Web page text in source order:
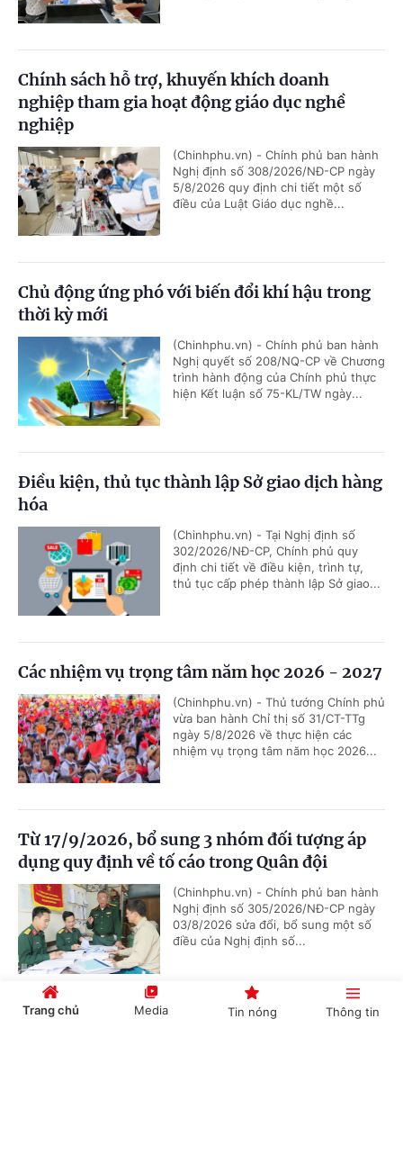
Chính sách hỗ trợ, khuyến khích doanh
nghiệp tham gia hoạt động giáo dục nghề
nghiệp
(Chinhphu.vn) - Chính phủ ban hành
Nghị định số 308/2026/NĐ-CP ngày
5/8/2026 quy định chi tiết một số
điều của Luật Giáo dục nghề...
Chủ động ứng phó với biến đổi khí hậu trong
thời kỳ mới
(Chinhphu.vn) - Chính phủ ban hành
Nghị quyết số 208/NQ-CP về Chương
trình hành động của Chính phủ thực
hiện Kết luận số 75-KL/TW ngày...
Điều kiện, thủ tục thành lập Sở giao dịch hàng
hóa
(Chinhphu.vn) - Tại Nghị định số
302/2026/NĐ-CP, Chính phủ quy
định chi tiết về điều kiện, trình tự,
thủ tục cấp phép thành lập Sở giao...
Các nhiệm vụ trọng tâm năm học 2026 - 2027
(Chinhphu.vn) - Thủ tướng Chính phủ
vừa ban hành Chỉ thị số 31/CT-TTg
ngày 5/8/2026 về thực hiện các
nhiệm vụ trọng tâm năm học 2026...
Từ 17/9/2026, bổ sung 3 nhóm đối tượng áp
dụng quy định về tố cáo trong Quân đội
(Chinhphu.vn) - Chính phủ ban hành
Nghị định số 305/2026/NĐ-CP ngày
03/8/2026 sửa đổi, bổ sung một số
điều của Nghị định số...
Trang chủ Media Tin nóng Thông tin